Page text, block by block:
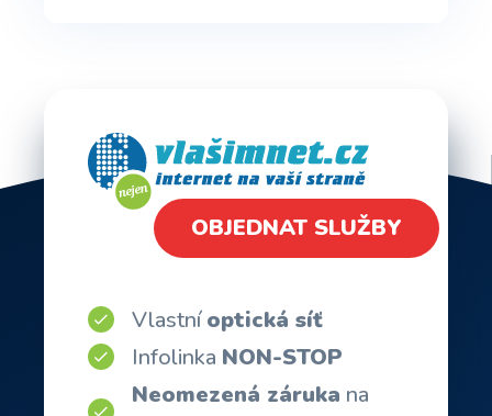
OBJEDNAT SLUŽBY
Vlastníoptická síť
Infolinka NON-STOP
Neomezená záruka na